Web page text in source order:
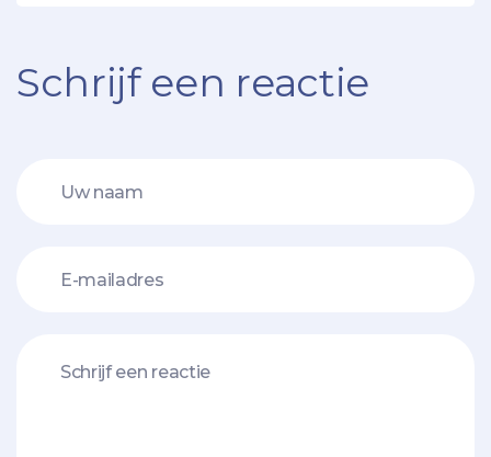
Schrijf een reactie